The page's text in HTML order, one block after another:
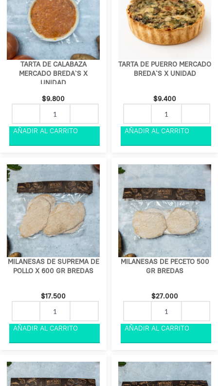
TARTA DE CALABAZA
MERCADO BREDA`S X
UNIDAD
$9.800
TARTA DE PUERRO MERCADO
BREDA`S X UNIDAD
$9.400
MILANESAS DE SUPREMA DE
POLLO X 600 GR BREDAS
$17.500
MILANESAS DE PECETO 500
GR BREDAS
$27.000